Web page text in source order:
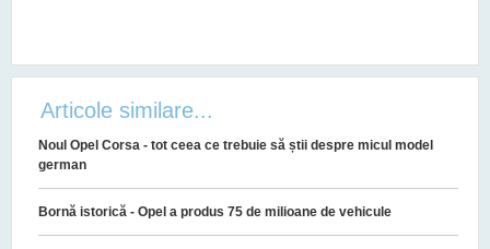
Articole similare...
Noul Opel Corsa - tot ceea ce trebuie să știi despre micul model
german
Bornă istorică - Opel a produs 75 de milioane de vehicule